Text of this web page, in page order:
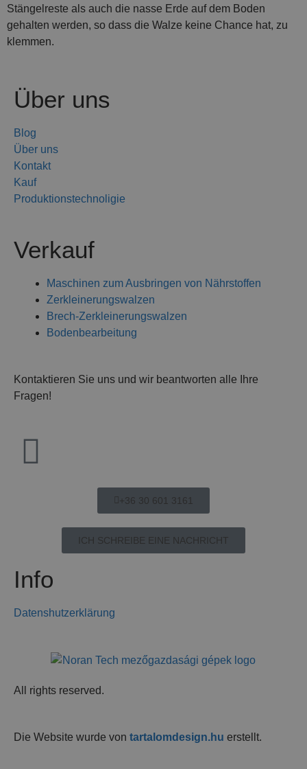
Stängelreste als auch die nasse Erde auf dem Boden
gehalten werden, so dass die Walze keine Chance hat, zu
klemmen.
Über uns
Blog
Über uns
Kontakt
Kauf
Produktionstechnoligie
Verkauf
Maschinen zum Ausbringen von Nährstoffen
Zerkleinerungswalzen
Brech-Zerkleinerungswalzen
Bodenbearbeitung
Kontaktieren Sie uns und wir beantworten alle Ihre
Fragen!
+36 30 601 3161
ICH SCHREIBE EINE NACHRICHT
Info
Datenshutzerklärung
All rights reserved.
Die Website wurde von tartalomdesign.hu erstellt.